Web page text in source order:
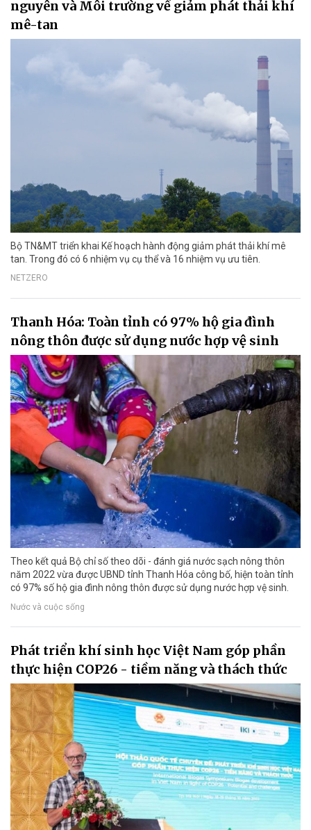
nguyên và Môi trường về giảm phát thải khí
mê-tan
Bộ TN&MT triển khai Kế hoạch hành động giảm phát thải khí mê
tan. Trong đó có 6 nhiệm vụ cụ thể và 16 nhiệm vụ ưu tiên.
NETZERO
Thanh Hóa: Toàn tỉnh có 97% hộ gia đình
nông thôn được sử dụng nước hợp vệ sinh
Theo kết quả Bộ chỉ số theo dõi - đánh giá nước sạch nông thôn
năm 2022 vừa được UBND tỉnh Thanh Hóa công bố, hiện toàn tỉnh
có 97% số hộ gia đình nông thôn được sử dụng nước hợp vệ sinh.
Nước và cuộc sống
Phát triển khí sinh học Việt Nam góp phần
thực hiện COP26 - tiềm năng và thách thức